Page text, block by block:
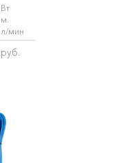
Вт
м.
л/мин
руб.